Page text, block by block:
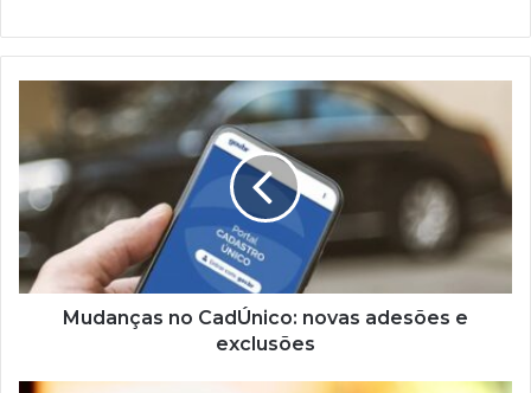
CadÚnico:
novas
adesões
e
exclusões
Mudanças no CadÚnico: novas adesões e
exclusões